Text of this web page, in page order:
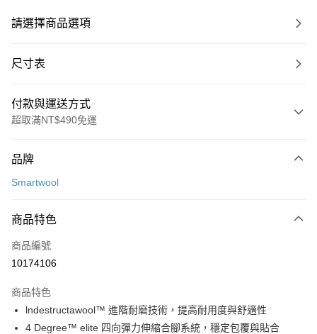
請選擇商品選項
尺寸表
付款與運送方式
超取滿NT$490免運
信用卡一次付款
3 期 0 利率 每期
合作金庫商業銀行
上海商業儲蓄銀行
臺灣中小企業銀行
匯豐（台灣）商業銀行
華泰商業銀行
聯邦商業銀行
遠東國際商業銀行
超商取貨付款
LINE Pay
Apple Pay
ATM付款
品牌
Smartwool
商品特色
商品編號
10174106
商品特色
lndestructawool™ 進階耐磨技術，提高耐用度與舒適性
4 Degree™ elite 四向彈力伸縮合腳系統，穩定包覆與貼合